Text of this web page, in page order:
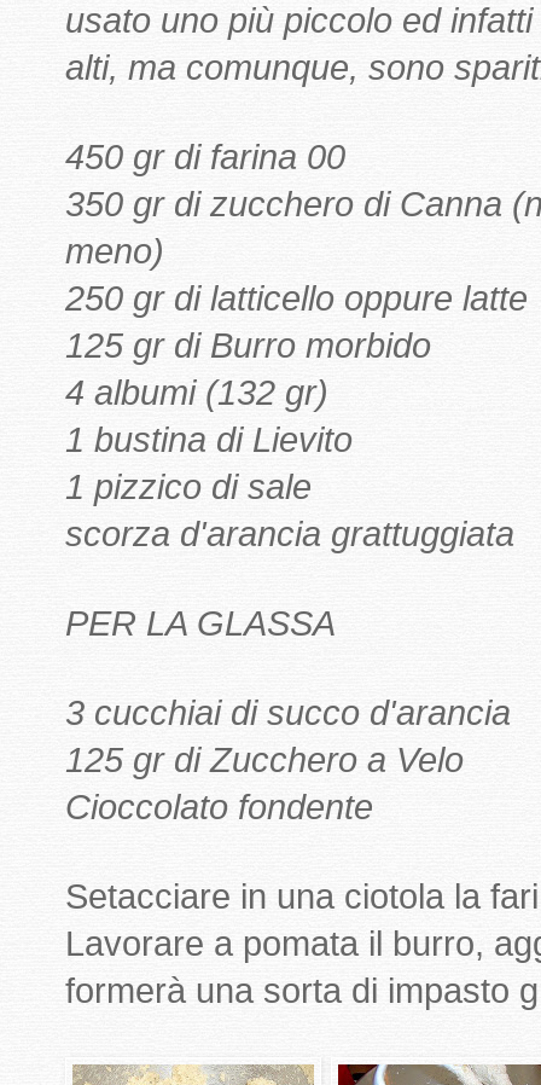
usato uno più piccolo ed
alti, ma comunque, sono
450 gr di farina 00
350 gr di zucchero di Canna
meno)
250 gr di latticello oppure latte
125 gr di Burro morbido
4 albumi (132 gr)
1 bustina di Lievito
1 pizzico di sale
scorza d'arancia grattuggiata
PER LA GLASSA
3 cucchiai di succo d'arancia
125 gr di Zucchero a Velo
Cioccolato fondente
Setacciare in una ciotola la
Lavorare a pomata il burro,
formerà una sorta di impasto